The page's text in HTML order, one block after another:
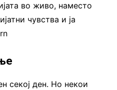
во живо, наместо
чувства и ја
секој ден. Но некои